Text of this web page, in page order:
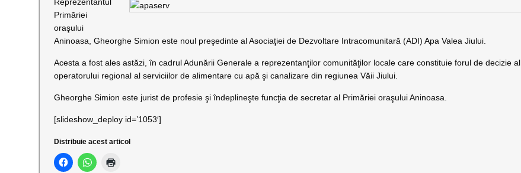
Primăriei
oraşului
Aninoasa, Gheorghe Simion este noul preşedinte al Asociaţiei de Dezvoltare Intracomunitară (ADI) Apa Valea Jiului.
Acesta a fost ales astăzi, în cadrul Adunării Generale a reprezentanţilor comunităţilor locale care constituie forul de decizie al
operatorului regional al serviciilor de alimentare cu apă şi canalizare din regiunea Văii Jiului.
Gheorghe Simion este jurist de profesie şi îndeplineşte funcţia de secretar al Primăriei oraşului Aninoasa.
[slideshow_deploy id=’1053′]
Distribuie acest articol